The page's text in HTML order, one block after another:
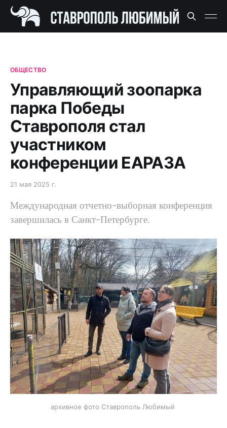
ОБЩЕСТВО
Управляющий зоопарка
парка Победы
Ставрополя стал
участником
конференции ЕАРАЗА
21 мая 2025 г.
Международная отчетно-выборная конференция
завершилась в Санкт-Петербурге.
архивное фото Ставрополь Любимый